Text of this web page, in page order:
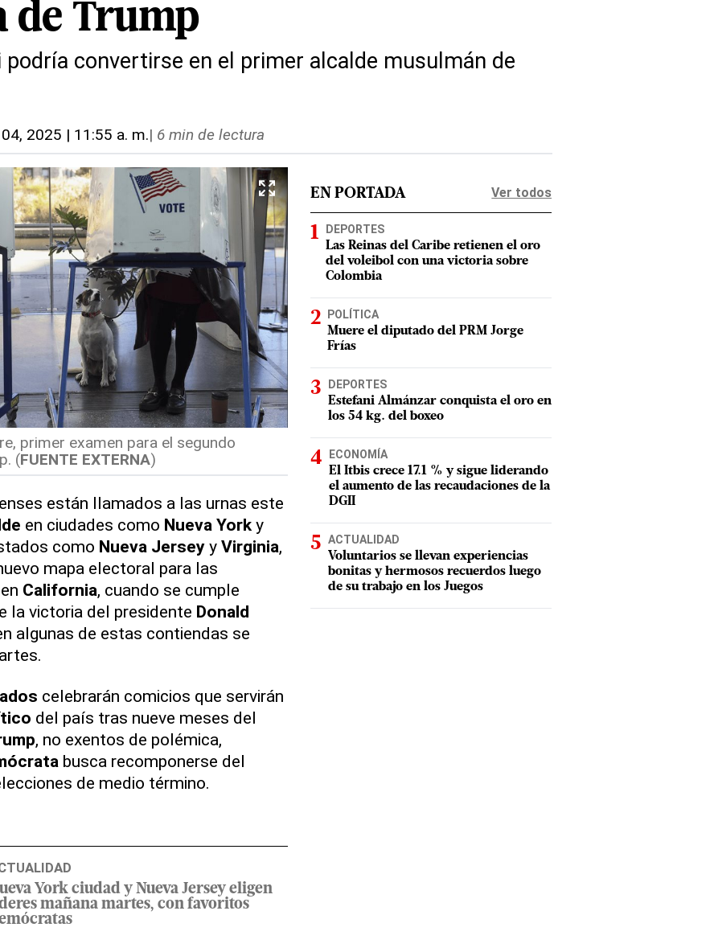
de Trump
podría convertirse en el primer alcalde musulmán de
04, 2025 | 11:55 a. m.| 6 min de lectura
primer examen para el segundo
(FUENTE EXTERNA)
están llamados a las urnas este
en ciudades como Nueva Yorky
como Nueva Jerseyy Virginia,
mapa electoral para las
California, cuando se cumple
la victoria del presidente Donald
algunas de estas contiendas se
celebrarán comicios que servirán
del país tras nueve meses del
, no exentos de polémica,
busca recomponerse del
de medio término.
York ciudad y Nueva Jersey eligen
mañana martes, con favoritos
EN PORTADA Ver todos
DEPORTES
Las Reinas del Caribe retienen el oro
del voleibol con una victoria sobre
Colombia
POLÍTICA
Muere el diputado del PRM Jorge
Frías
DEPORTES
Estefani Almánzar conquista el oro en
los 54 kg. del boxeo
ECONOMÍA
El Itbis crece 17.1 % y sigue liderando
el aumento de las recaudaciones de la
DGII
ACTUALIDAD
Voluntarios se llevan experiencias
bonitas y hermosos recuerdos luego
de su trabajo en los Juegos